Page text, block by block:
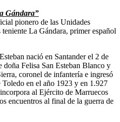
Gándara”
pionero de las Unidades
teniente La Gándara, primer español
nació en Santander el 2 de
Felisa San Esteban Blanco y
coronel de infantería e ingresó
en el año 1923 y en 1.927
al Ejército de Marruecos
encuentros al final de la guerra de